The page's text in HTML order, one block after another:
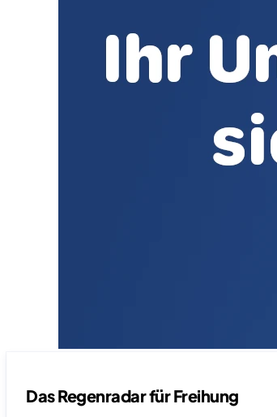
Das Regenradar für Freihung